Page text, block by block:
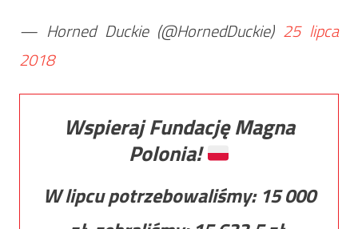
— Horned Duckie (@HornedDuckie) 25 lipca
2018
Wspieraj Fundację Magna
Polonia!
W lipcu potrzebowaliśmy: 15 000